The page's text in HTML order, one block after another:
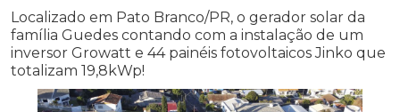
Localizado em Pato Branco/PR, o gerador solar da
família Guedes contando com a instalação de um
inversor Growatt e 44 painéis fotovoltaicos Jinko que
totalizam 19,8kWp!